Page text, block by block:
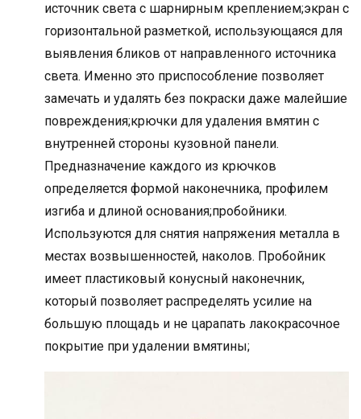
источник света с шарнирным креплением;экран с
горизонтальной разметкой, использующаяся для
выявления бликов от направленного источника
света. Именно это приспособление позволяет
замечать и удалять без покраски даже малейшие
повреждения;крючки для удаления вмятин с
внутренней стороны кузовной панели.
Предназначение каждого из крючков
определяется формой наконечника, профилем
изгиба и длиной основания;пробойники.
Используются для снятия напряжения металла в
местах возвышенностей, наколов. Пробойник
имеет пластиковый конусный наконечник,
который позволяет распределять усилие на
большую площадь и не царапать лакокрасочное
покрытие при удалении вмятины;